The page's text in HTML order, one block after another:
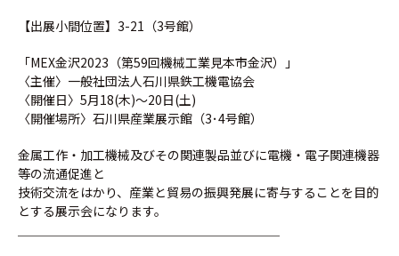
【出展小間位置】3-21（3号館）
「MEX金沢2023（第59回機械工業見本市金沢）」
〈主催〉一般社団法人石川県鉄工機電協会
〈開催日〉5月18(木)～20日(土)
〈開催場所〉石川県産業展示館（3･4号館）
金属工作・加工機械及びその関連製品並びに電機・電子関連機器
等の流通促進と
技術交流をはかり、産業と貿易の振興発展に寄与することを目的
とする展示会になります。